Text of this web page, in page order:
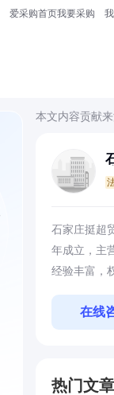
爱采购首页我要采购
本文内容贡献来
石家庄挺超
年成立，主
经验丰富，
在线
热门文章